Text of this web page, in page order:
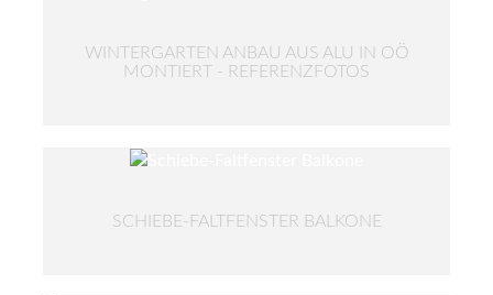
WINTERGARTEN ANBAU AUS ALU IN OÖ
MONTIERT - REFERENZFOTOS
SCHIEBE-FALTFENSTER BALKONE